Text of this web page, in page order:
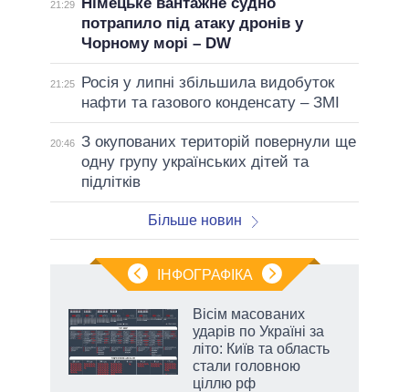
21:29
потрапило під атаку дронів у
Чорному морі – DW
21:25
Росія у липні збільшила видобуток
нафти та газового конденсату – ЗМІ
20:46 З окупованих територій повернули ще
одну групу українських дітей та
підлітків
Більше новин
ІНФОГРАФІКА
Вісім масованих
ударів по Україні за
літо: Київ та область
стали головною
ціллю рф